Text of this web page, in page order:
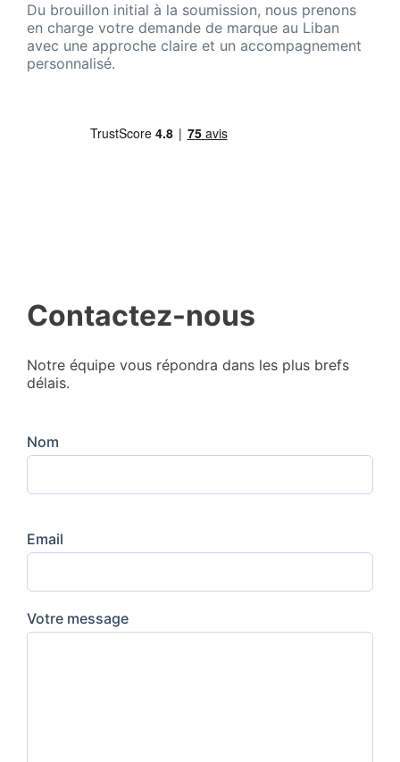
Du brouillon initial à la soumission, nous prenons
en charge votre demande de marque au Liban
avec une approche claire et un accompagnement
personnalisé.
Contactez-nous
Notre équipe vous répondra dans les plus brefs
délais.
Nom
Email
Votre message